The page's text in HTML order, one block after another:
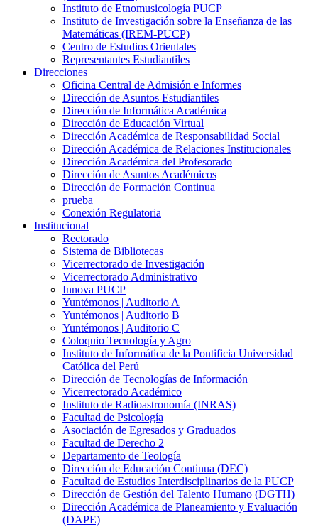
Instituto de Etnomusicología PUCP
Instituto de Investigación sobre la Enseñanza de las
Matemáticas (IREM-PUCP)
Centro de Estudios Orientales
Representantes Estudiantiles
Direcciones
Oficina Central de Admisión e Informes
Dirección de Asuntos Estudiantiles
Dirección de Informática Académica
Dirección de Educación Virtual
Dirección Académica de Responsabilidad Social
Dirección Académica de Relaciones Institucionales
Dirección Académica del Profesorado
Dirección de Asuntos Académicos
Dirección de Formación Continua
prueba
Conexión Regulatoria
Institucional
Rectorado
Sistema de Bibliotecas
Vicerrectorado de Investigación
Vicerrectorado Administrativo
Innova PUCP
Yuntémonos | Auditorio A
Yuntémonos | Auditorio B
Yuntémonos | Auditorio C
Coloquio Tecnología y Agro
Instituto de Informática de la Pontificia Universidad
Católica del Perú
Dirección de Tecnologías de Información
Vicerrectorado Académico
Instituto de Radioastronomía (INRAS)
Facultad de Psicología
Asociación de Egresados y Graduados
Facultad de Derecho 2
Departamento de Teología
Dirección de Educación Continua (DEC)
Facultad de Estudios Interdisciplinarios de la PUCP
Dirección de Gestión del Talento Humano (DGTH)
Dirección Académica de Planeamiento y Evaluación
(DAPE)